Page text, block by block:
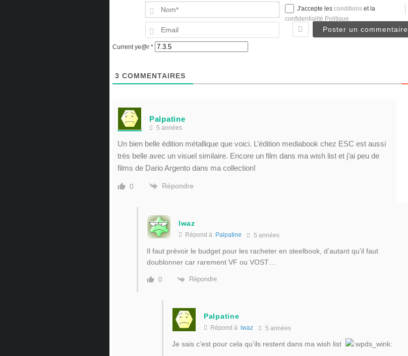
Nom*
J'accepte les conditions et la
confidentialité Politique
Current ye@r *
3 COMMENTAIRES
Palpatine
5 années
Un bien belle édition métallique que voici. L’édition mediabook chez ESC est aussi
très belle avec un visuel similaire. Encore un film dans ma wish list et j’ai peu de
films de Dario Argento dans ma collection!
0 Répondre
lwaz
Répond à Palpatine 5 années
Il faut prévoir le budget pour les racheter en steelbook, d’autant qu’il faut
doublonner car rarement VF ou VOST…
0 Répondre
Palpatine
Répond à lwaz 5 années
Je sais c’est pour cela qu’ils restent dans ma wish list